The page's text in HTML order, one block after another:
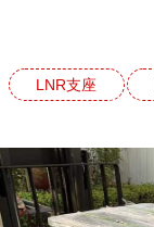
LNR支座